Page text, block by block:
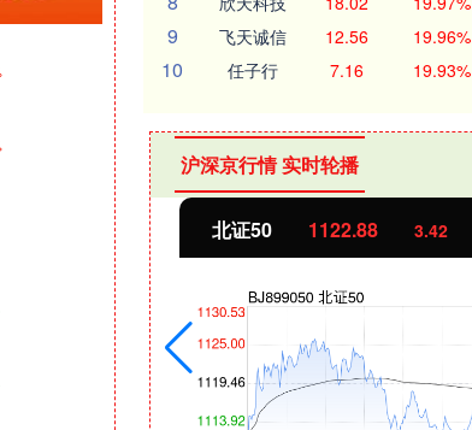
9 飞天诚信 12.56 19.96%
10 任子行 7.16 19.93%
沪深京行情 实时轮播
北证50 1122.88 3.42